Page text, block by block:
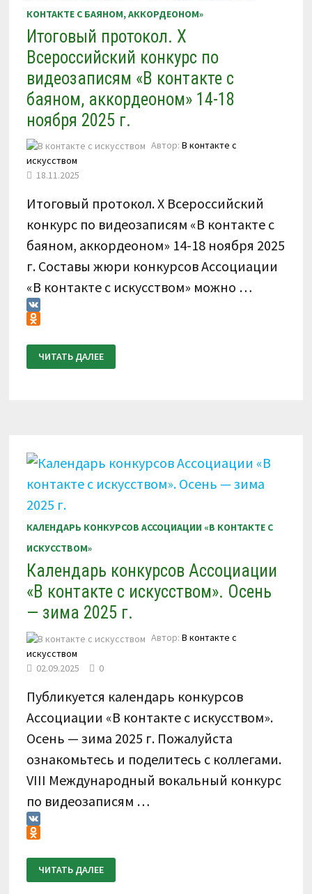
–
МАРТА
2026
Г.
КОНТАКТЕ С БАЯНОМ, АККОРДЕОНОМ»
Итоговый протокол. X
Всероссийский конкурс по
видеозаписям «В контакте с
баяном, аккордеоном» 14-18
ноября 2025 г.
Автор:В контакте с
искусством
18.11.2025
Итоговый протокол. X Всероссийский
конкурс по видеозаписям «В контакте с
баяном, аккордеоном» 14-18 ноября 2025
г. Составы жюри конкурсов Ассоциации
«В контакте с искусством» можно …
VK
ПРОТОКОЛ.
X
АККОРДЕОНОМ»
14-
НОЯБРЯ
Г.
ЧИТАТЬ ДАЛЕЕ
КАЛЕНДАРЬ КОНКУРСОВ АССОЦИАЦИИ «В КОНТАКТЕ С
ИСКУССТВОМ»
Календарь конкурсов Ассоциации
«В контакте с искусством». Осень
— зима 2025 г.
Автор:В контакте с
искусством
02.09.2025
0
Публикуется календарь конкурсов
Ассоциации «В контакте с искусством».
Осень — зима 2025 г. Пожалуйста
ознакомьтесь и поделитесь с коллегами.
VIII Международный вокальный конкурс
по видеозаписям …
VK
КОНКУРСОВ
АССОЦИАЦИИ
ЧИТАТЬ ДАЛЕЕ